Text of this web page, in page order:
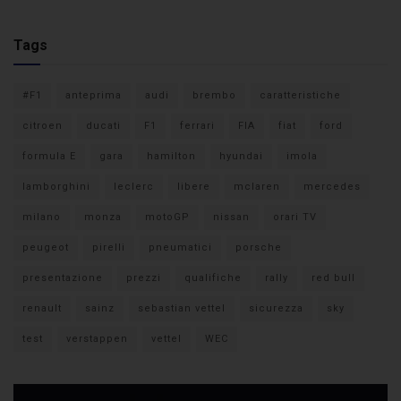
Tags
#F1 anteprima audi brembo caratteristiche
citroen ducati F1 ferrari FIA fiat ford
formula E gara hamilton hyundai imola
lamborghini leclerc libere mclaren mercedes
milano monza motoGP nissan orari TV
peugeot pirelli pneumatici porsche
presentazione prezzi qualifiche rally red bull
renault sainz sebastian vettel sicurezza sky
test verstappen vettel WEC